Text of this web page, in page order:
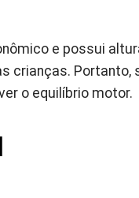
e possui
crianças. Portanto,
o equilíbrio motor.